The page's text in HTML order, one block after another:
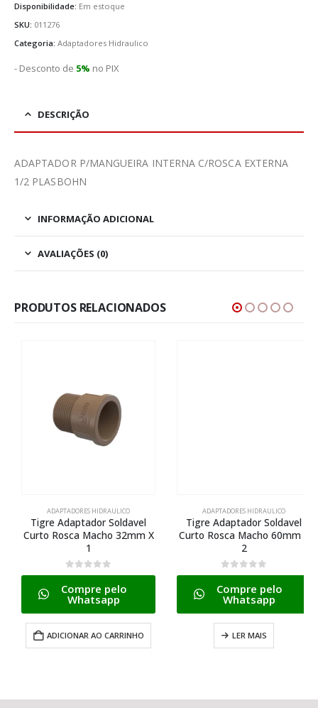
Disponibilidade: Em estoque
SKU: 011276
Categoria: Adaptadores Hidraulico
- Desconto de 5% no PIX
DESCRIÇÃO
ADAPTADOR P/MANGUEIRA INTERNA C/ROSCA EXTERNA
1/2 PLASBOHN
INFORMAÇÃO ADICIONAL
AVALIAÇÕES (0)
PRODUTOS RELACIONADOS
ADAPTADORES HIDRAULICO
Tigre Adaptador Soldavel
Curto Rosca Macho 32mm X
0de 5
Compre pelo
Whatsapp
ADICIONAR AO CARRINHO
ADAPTADORES HIDRAULICO
Tigre Adaptador Soldavel
Curto Rosca Macho 60mm X
0de 5
Compre pelo
Whatsapp
LER MAIS